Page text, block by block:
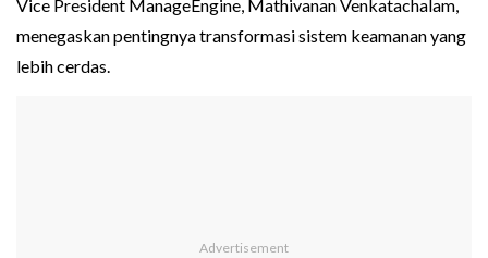
Vice President ManageEngine, Mathivanan Venkatachalam,
menegaskan pentingnya transformasi sistem keamanan yang
lebih cerdas.